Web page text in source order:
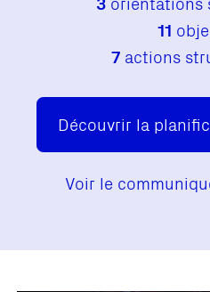
11
7actions
Découvrir la
Voir le